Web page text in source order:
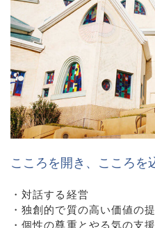
こころを開き、こころを
・対話する経営
・独創的で質の高い価値の
・個性の尊重とやる気の支援